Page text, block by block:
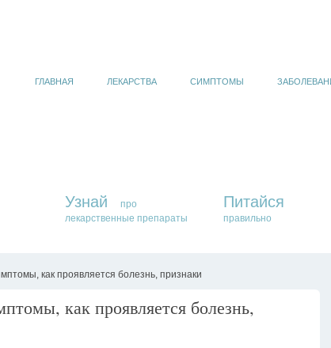
ГЛАВНАЯ ЛЕКАРСТВА СИМПТОМЫ
Узнай
про
лекарственные препараты
Питайся
правильно
как проявляется болезнь, признаки
как проявляется болезнь,